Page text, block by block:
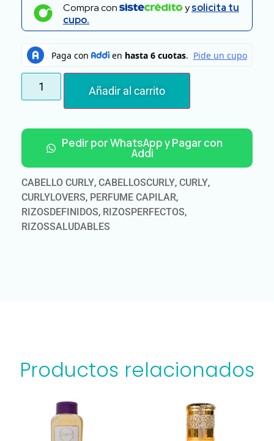
Compra con ysolicita tu
cupo.
Añadir al carrito
Pedir por WhatsApp y Pagar con
Addi
CABELLO CURLY, CABELLOSCURLY, CURLY,
CURLYLOVERS, PERFUME CAPILAR,
RIZOSDEFINIDOS, RIZOSPERFECTOS,
RIZOSSALUDABLES
Productos relacionados